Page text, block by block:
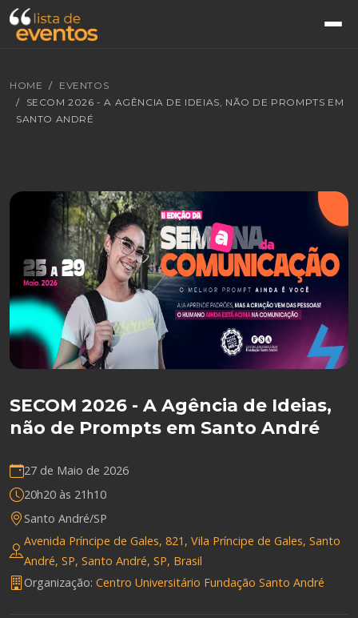
HOME
EVENTOS
SECOM 2026 - A AGÊNCIA DE IDEIAS, NÃO DE PROMPTS EM
SANTO ANDRÉ
SECOM 2026 - A Agência de Ideias,
não de Prompts em Santo André
27 de Maio de 2026
20h20 às 21h10
Santo André/SP
Avenida Príncipe de Gales, 821, Vila Príncipe de Gales, Santo
André, SP, Santo André, SP, Brasil
Organização: Centro Universitário Fundação Santo André